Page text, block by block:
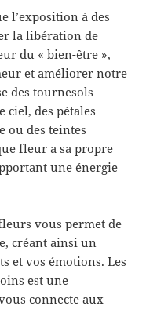
l’exposition à des
la libération de
du « bien-être »,
et améliorer notre
des tournesols
ciel, des pétales
ou des teintes
fleur a sa propre
une énergie
vous permet de
créant ainsi un
et vos émotions. Les
est une
connecte aux